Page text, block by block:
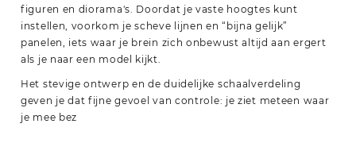
figuren en diorama's. Doordat je vaste hoogtes kunt
instellen, voorkom je scheve lijnen en “bijna gelijk”
panelen, iets waar je brein zich onbewust altijd aan ergert
als je naar een model kijkt.
Het stevige ontwerp en de duidelijke schaalverdeling
geven je dat fijne gevoel van controle: je ziet meteen waar
je mee bez